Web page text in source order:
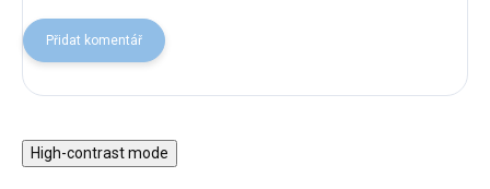
Přidat komentář
High-contrast mode